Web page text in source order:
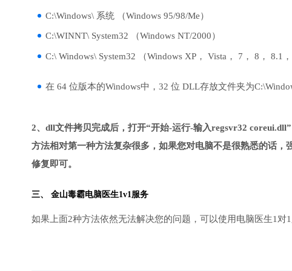
C:\Windows\ 系统 （Windows 95/98/Me）
C:\WINNT\ System32 （Windows NT/2000）
C:\ Windows\ System32 （Windows XP， Vista， 7， 8， 8.1，
在 64 位版本的Windows中，32 位 DLL存放文件夹为
2、dll文件拷贝完成后，打开“开始-运行-输入regsvr32
方法相对第一种方法复杂很多，如果您对电脑不是很熟悉的话
修复即可。
三、 金山毒霸电脑医生1v1服务
如果上面2种方法依然无法解决您的问题，可以使用电脑医生1对